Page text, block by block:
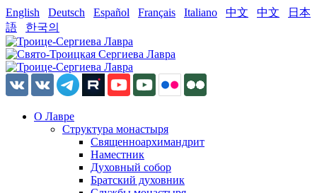
English Deutsch Español Français Italiano 中文 中文
日本
語
한국의
О Лавре
Структура монастыря
Священноархимандрит
Наместник
Духовный собор
Братский духовник